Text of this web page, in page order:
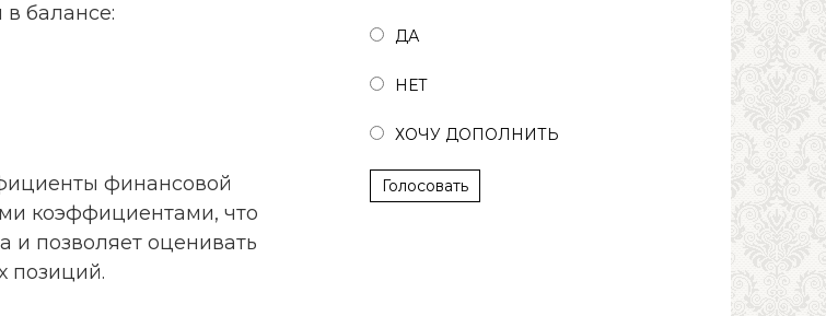
балансе:
финансовой
коэффициентами, что
и позволяет оценивать
позиций.
ДА
НЕТ
ХОЧУ ДОПОЛНИТЬ
Голосовать